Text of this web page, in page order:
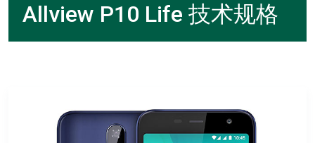
Allview P10 Life 技术规格